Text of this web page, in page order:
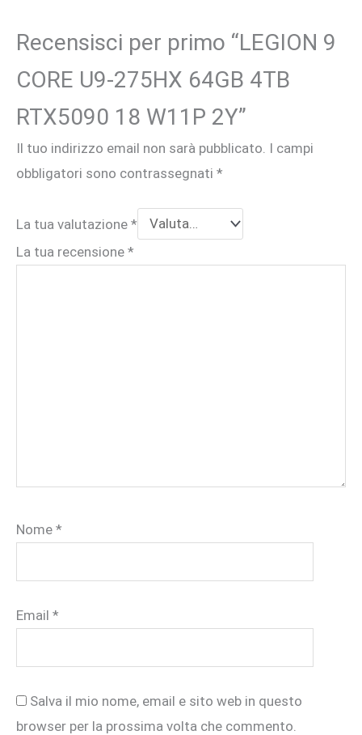
Recensisci per primo “LEGION 9
CORE U9-275HX 64GB 4TB
RTX5090 18 W11P 2Y”
Il tuo indirizzo email non sarà pubblicato. I campi
obbligatori sono contrassegnati *
La tua valutazione *
La tua recensione *
Nome *
Email *
Salva il mio nome, email e sito web in questo
browser per la prossima volta che commento.